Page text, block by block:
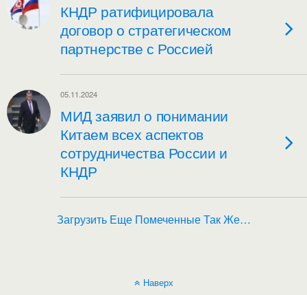
КНДР ратифицировала
договор о стратегическом
партнерстве с Россией
05.11.2024
МИД заявил о понимании
Китаем всех аспектов
сотрудничества России и
КНДР
Загрузить Еще Помеченные Так Же…
Наверх